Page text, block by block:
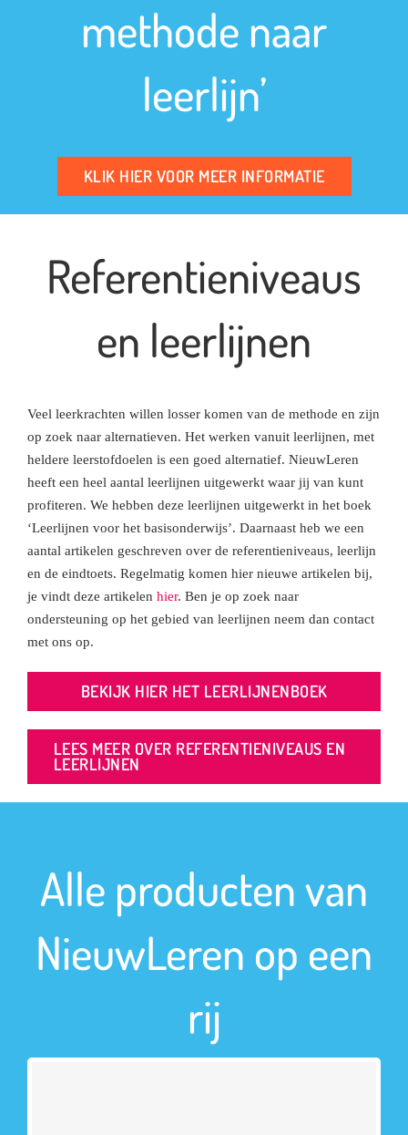
methode naar
leerlijn’
KLIK HIER VOOR MEER INFORMATIE
Referentieniveaus
en leerlijnen
Veel leerkrachten willen losser komen van de methode en zijn
op zoek naar alternatieven. Het werken vanuit leerlijnen, met
heldere leerstofdoelen is een goed alternatief. NieuwLeren
heeft een heel aantal leerlijnen uitgewerkt waar jij van kunt
profiteren. We hebben deze leerlijnen uitgewerkt in het boek
‘Leerlijnen voor het basisonderwijs’. Daarnaast heb we een
aantal artikelen geschreven over de referentieniveaus, leerlijn
en de eindtoets. Regelmatig komen hier nieuwe artikelen bij,
je vindt deze artikelen hier. Ben je op zoek naar
ondersteuning op het gebied van leerlijnen neem dan contact
met ons op.
BEKIJK HIER HET LEERLIJNENBOEK
LEES MEER OVER REFERENTIENIVEAUS EN
LEERLIJNEN
Alle producten van
NieuwLeren op een
rij